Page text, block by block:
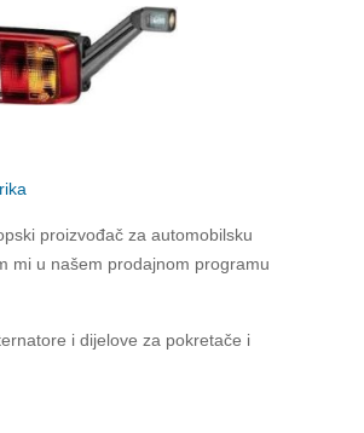
proizvođač za automobilsku
mi u našem prodajnom programu
i dijelove za pokretače i